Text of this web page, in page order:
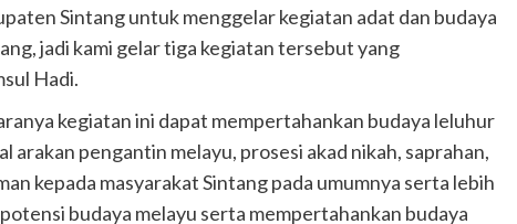
Sintang untuk menggelar kegiatan adat dan budaya
jadi kami gelar tiga kegiatan tersebut yang
Hadi.
kegiatan ini dapat mempertahankan budaya leluhur
arakan pengantin melayu, prosesi akad nikah, saprahan,
kepada masyarakat Sintang pada umumnya serta lebih
budaya melayu serta mempertahankan budaya